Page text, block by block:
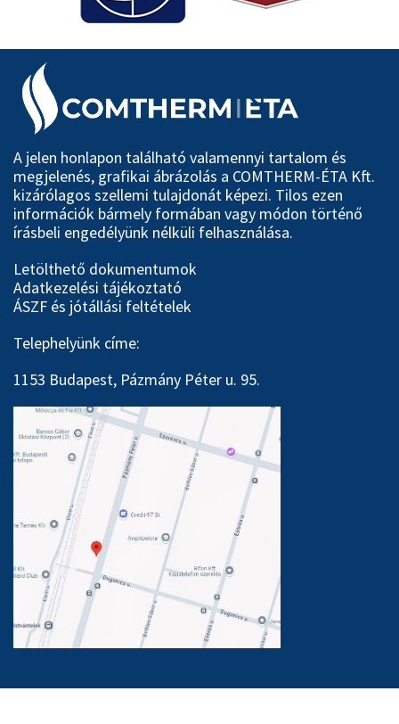
A jelen honlapon található valamennyi tartalom és
megjelenés, grafikai ábrázolás a COMTHERM-ÉTA Kft.
kizárólagos szellemi tulajdonát képezi. Tilos ezen
információk bármely formában vagy módon történő
írásbeli engedélyünk nélküli felhasználása.
Letölthető dokumentumok
Adatkezelési tájékoztató
ÁSZF és jótállási feltételek
Telephelyünk címe:
1153 Budapest, Pázmány Péter u. 95.